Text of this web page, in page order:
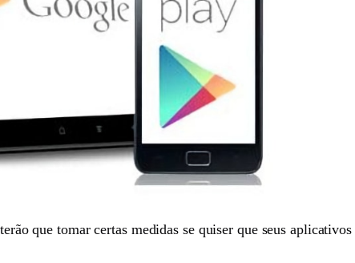
que tomar certas medidas se quiser que seus